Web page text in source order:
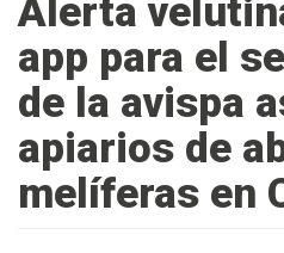
Alerta
app para el
de la avispa
apiarios de
melíferas en